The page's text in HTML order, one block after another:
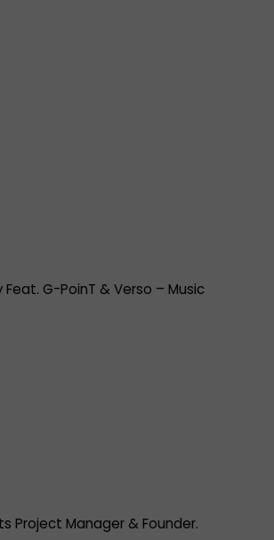
Feat. G-PoinT & Verso – Music
Project Manager & Founder.